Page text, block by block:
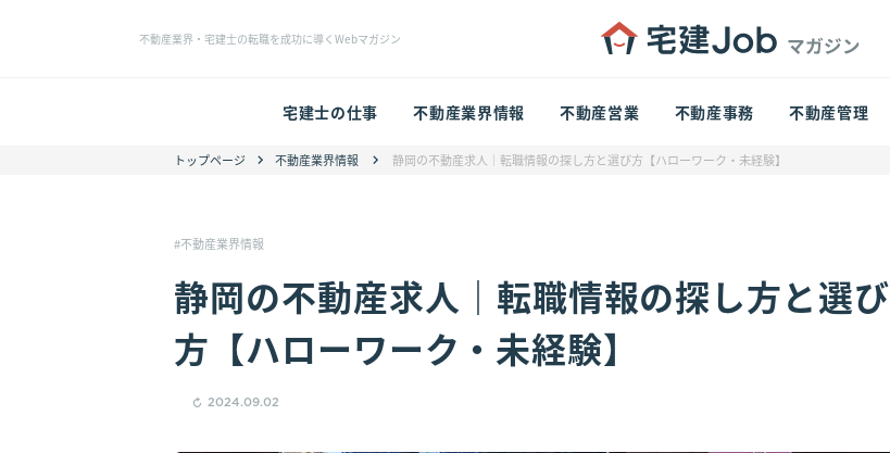
不動産業界・宅建士の転職を成功に導くWebマガジン
宅建士の仕事 不動産業界情報 不動産営業 不動産事務 不動産管理
トップページ 不動産業界情報 静岡の不動産求人｜転職情報の探し方と選び方【ハローワーク・未経験】
不動産業界情報
静岡の不動産求人｜転職情報の探し方と選び
方【ハローワーク・未経験】
2024.09.02